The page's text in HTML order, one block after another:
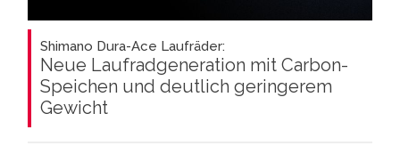
Shimano Dura-Ace Laufräder:
Neue Laufradgeneration mit Carbon-
Speichen und deutlich geringerem
Gewicht